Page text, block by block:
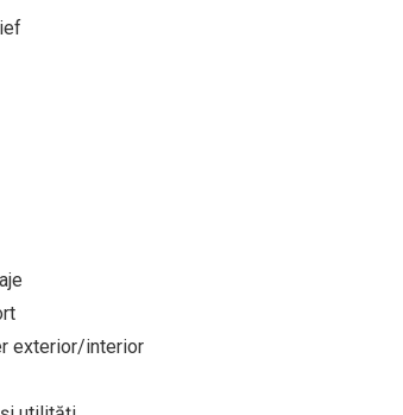
exterior/interior